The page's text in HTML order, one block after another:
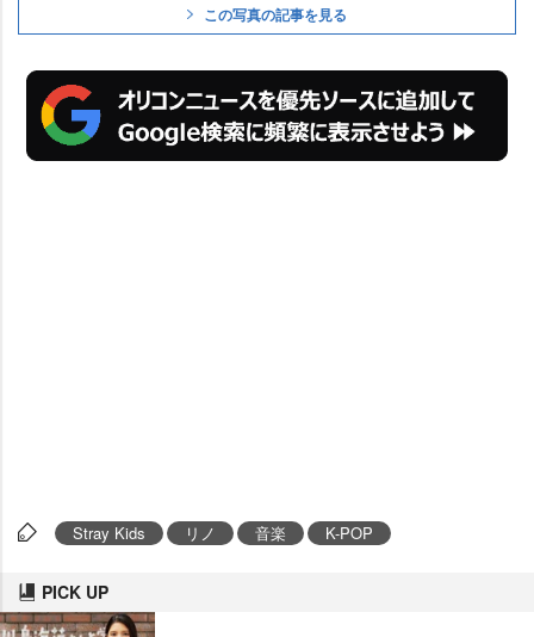
この写真の記事を見る
Stray Kids リノ 音楽 K-POP
PICK UP